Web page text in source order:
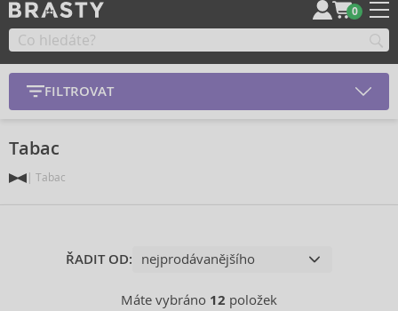
0
FILTROVAT
Tabac
Tabac
ŘADIT OD:
Máte vybráno 12 položek